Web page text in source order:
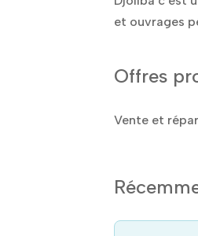
et ouvrages
Offres
Vente et